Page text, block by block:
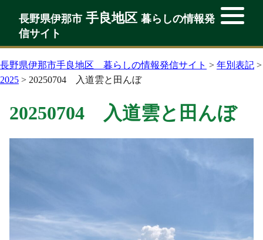
長野県伊那市 手良地区 暮らしの情報発
信サイト
長野県伊那市 手良地区 暮らしの情報発
信サイト
長野県伊那市手良地区 暮らしの情報発信サイト > 年別表記 >
2025 > 20250704 入道雲と田んぼ
20250704 入道雲と田んぼ